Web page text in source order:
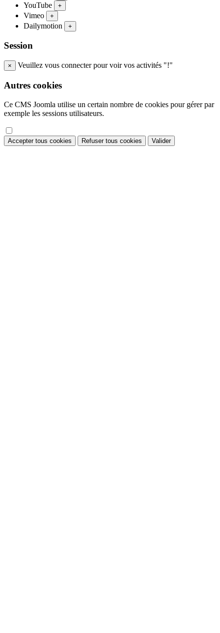
YouTube +
Vimeo +
Dailymotion +
Session
× Veuillez vous connecter pour voir vos activités "!"
Autres cookies
Ce CMS Joomla utilise un certain nombre de cookies pour gérer par
exemple les sessions utilisateurs.
Accepter tous cookies Refuser tous cookies Valider